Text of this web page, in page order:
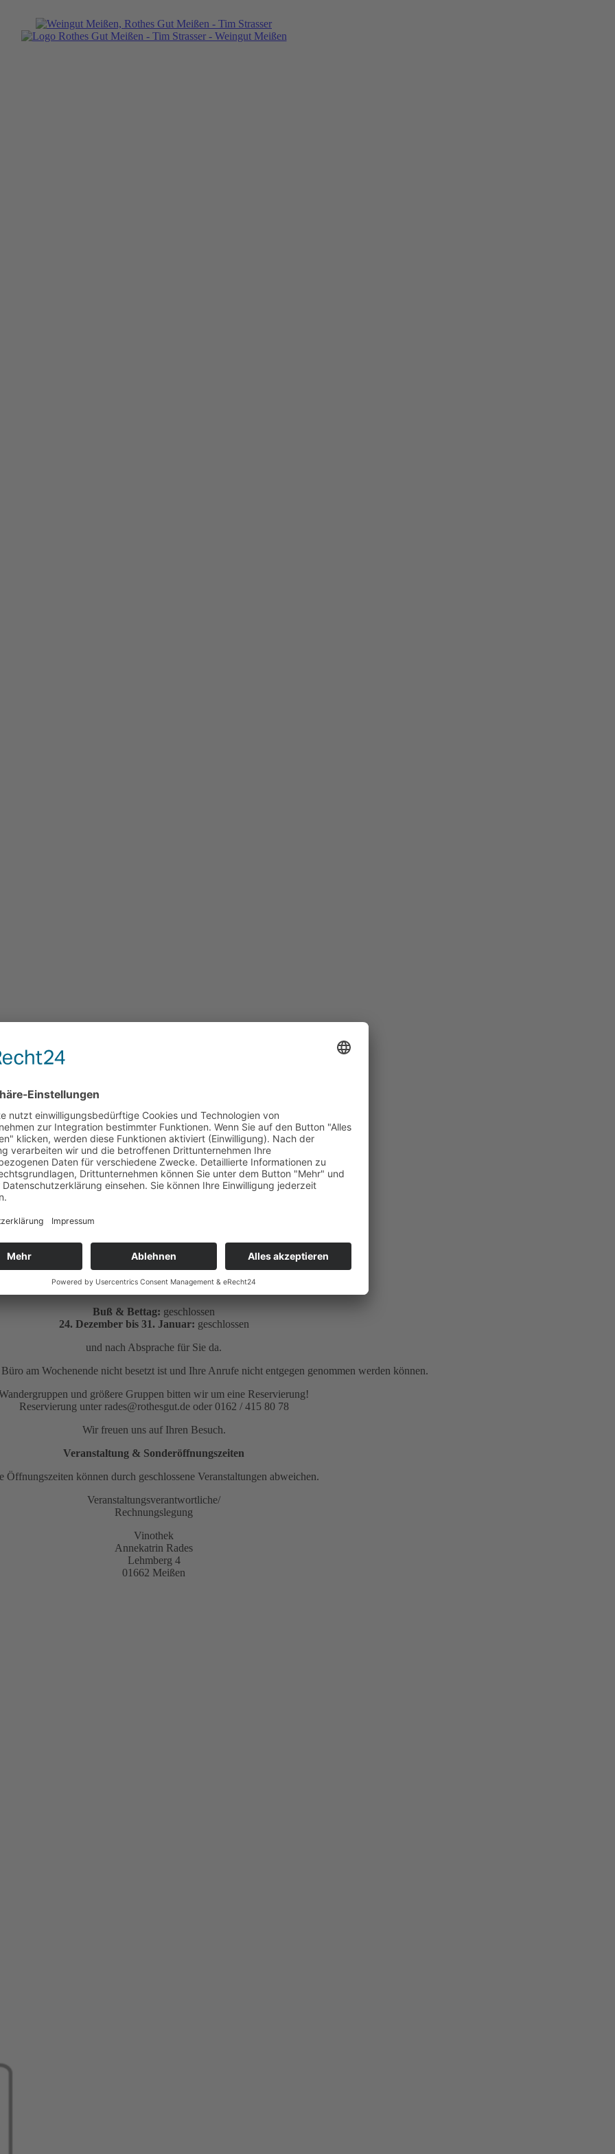
10:00 – 16:00 Uhr
Di. – Mi.:geschlossen
So. & Feiertag:11:00 – 16:00 Uhr
Buß & Bettag: geschlossen
24. Dezember bis 31. Januar: geschlossen
und nach Absprache für Sie da.
Büro am Wochenende nicht besetzt ist und Ihre Anrufe nicht entgegen genommen werden können.
und größere Gruppen bitten wir um eine Reservierung!
Reservierung unter rades@rothesgut.de oder 0162 / 415 80 78
Wir freuen uns auf Ihren Besuch.
Veranstaltung & Sonderöffnungszeiten
Öffnungszeiten können durch geschlossene Veranstaltungen abweichen.
Veranstaltungsverantwortliche/
Rechnungslegung
Vinothek
Annekatrin Rades
Lehmberg 4
01662 Meißen